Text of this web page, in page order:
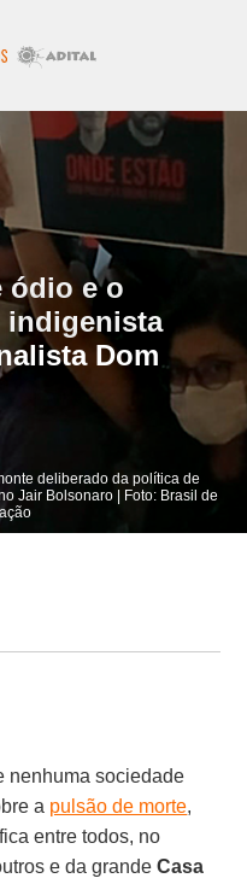
ódio e o
indigenista
Dom
deliberado da política de
Jair Bolsonaro | Foto: Brasil de
nenhuma sociedade
a pulsão de morte,
entre todos, no
e da grandeCasa